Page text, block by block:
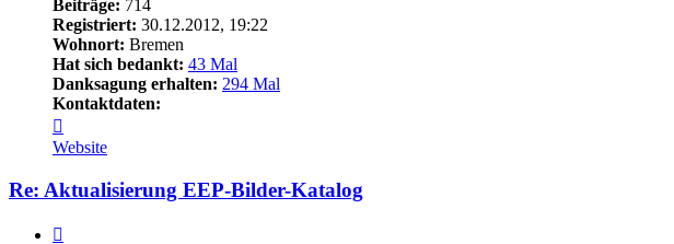
Beiträge: 714
Registriert: 30.12.2012, 19:22
Wohnort: Bremen
Hat sich bedankt: 43 Mal
Danksagung erhalten: 294 Mal
Kontaktdaten:
von
brummbaer
Website
Re: Aktualisierung EEP-Bilder-Katalog